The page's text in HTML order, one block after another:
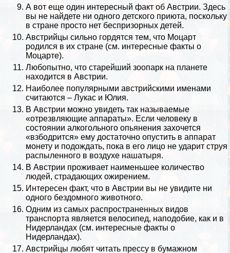
А вот еще один интересный факт об Австрии. Здесь
вы не найдете ни одного детского приюта, поскольку
в стране просто нет беспризорных детей.
Австрийцы сильно гордятся тем, что Моцарт
родился в их стране (см. интересные факты о
Моцарте).
Любопытно, что старейший зоопарк на планете
находится в Австрии.
Наиболее популярными австрийскими именами
считаются ­– Лукас и Юлия.
В Австрии можно увидеть так называемые
«отрезвляющие аппараты». Если человеку в
состоянии алкогольного опьянения захочется
«взбодрится» ему достаточно опустить в аппарат
монету и подождать, пока в его лицо не ударит струя
распыленного в воздухе нашатыря.
В Австрии проживает наименьшее количество
людей, страдающих ожирением.
Интересен факт, что в Австрии вы не увидите ни
одного бездомного животного.
Одним из самых распространенных видов
трaнcпорта является велосипед, наподобие, как и в
Нидерландах (см. интересные факты о
Нидерландах).
Австрийцы любят читать прессу в бумажном